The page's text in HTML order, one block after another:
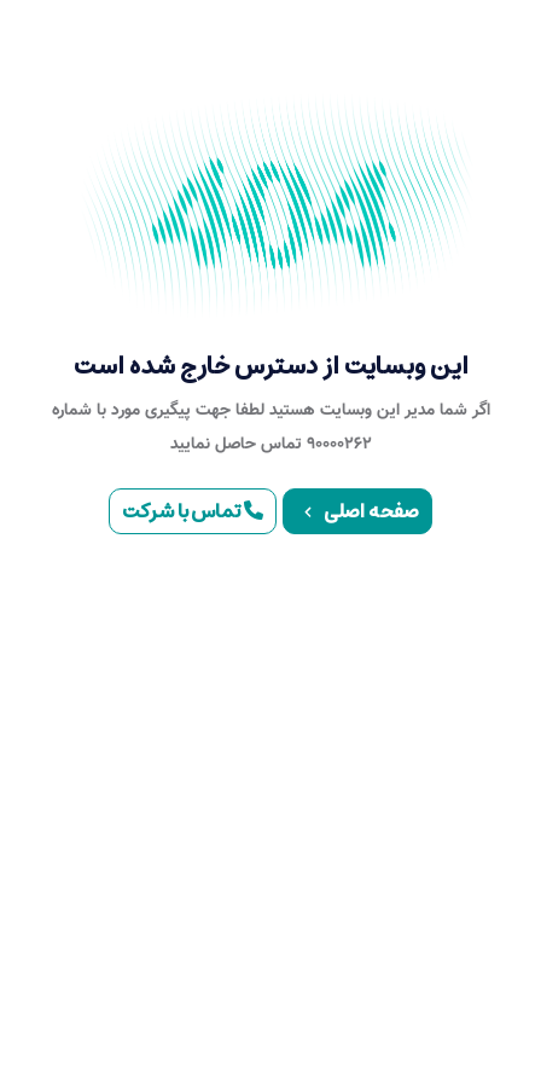
این وبسایت از دسترس خارج شده است
اگر شما مدیر این وبسایت هستید لطفا جهت پیگیری مورد با شماره
۹۰۰۰۰۲۶۲ تماس حاصل نمایید
صفحه اصلی تماس با شرکت